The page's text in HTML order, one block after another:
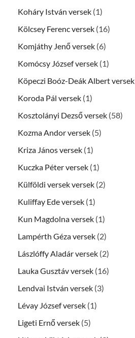
Koháry István versek (1)
Kölcsey Ferenc versek (16)
Komjáthy Jenő versek (6)
Komócsy József versek (1)
Köpeczi Boóz-Deák Albert versek
Koroda Pál versek (1)
Kosztolányi Dezső versek (58)
Kozma Andor versek (5)
Kriza János versek (1)
Kuczka Péter versek (1)
Külföldi versek versek (2)
Kuliffay Ede versek (1)
Kun Magdolna versek (1)
Lampérth Géza versek (2)
Lászlóffy Aladár versek (2)
Lauka Gusztáv versek (16)
Lendvai István versek (3)
Lévay József versek (1)
Ligeti Ernő versek (5)